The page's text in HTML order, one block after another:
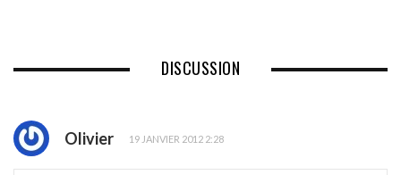
DISCUSSION
Olivier 19 JANVIER 2012 2:28